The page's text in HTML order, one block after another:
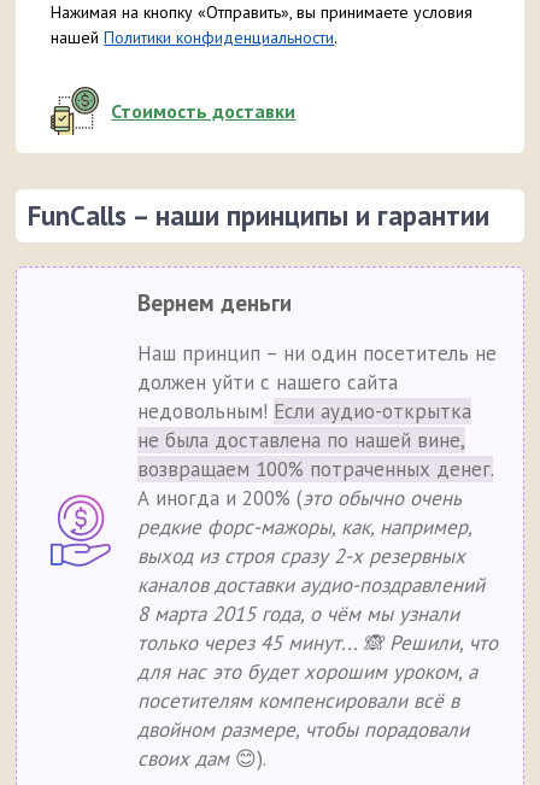
Нажимая на кнопку «Отправить», вы принимаете условия
нашейПолитики конфиденциальности.
Стоимость доставки
FunCalls – наши принципы и гарантии
Вернем деньги
Наш принцип – ни один посетитель не
должен уйти с нашего сайта
недовольным! Если аудио-открытка
не была доставлена по нашей вине,
возвращаем 100% потраченных денег.
А иногда и 200% (это обычно очень
редкие форс-мажоры, как, например,
выход из строя сразу 2-х резервных
каналов доставки аудио-поздравлений
8 марта 2015 года, о чём мы узнали
только через 45 минут... 🙈 Решили, что
для нас это будет хорошим уроком, а
посетителям компенсировали всё в
двойном размере, чтобы порадовали
своих дам😊).